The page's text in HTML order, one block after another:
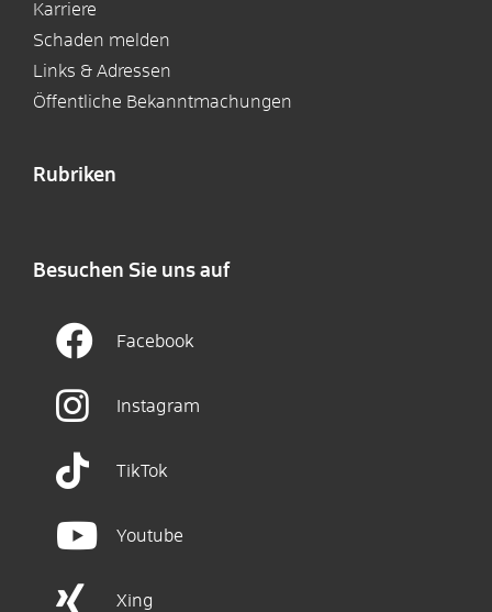
Karriere
Schaden melden
Links & Adressen
Öffentliche Bekanntmachungen
Rubriken
Besuchen Sie uns auf
Facebook
Instagram
TikTok
Youtube
Xing